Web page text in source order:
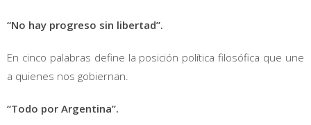
“No hay progreso sin libertad”.
En cinco palabras define la posición política filosófica que une
a quienes nos gobiernan.
“Todo por Argentina”.